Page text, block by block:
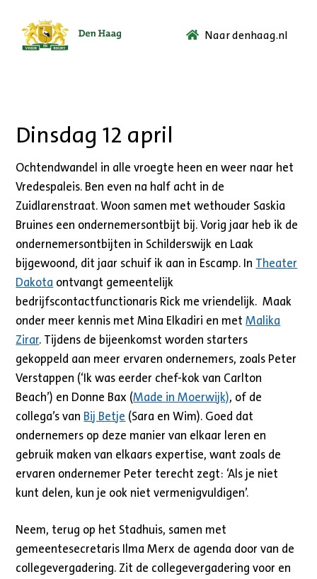
Ga
Naar denhaag.nl
Dinsdag 12 april
Ochtendwandel in alle vroegte heen en weer naar het
Vredespaleis. Ben even na half acht in de
Zuidlarenstraat. Woon samen met wethouder Saskia
Bruines een ondernemersontbijt bij. Vorig jaar heb ik de
ondernemersontbijten in Schilderswijk en Laak
bijgewoond, dit jaar schuif ik aan in Escamp. In Theater
Dakota ontvangt gemeentelijk
bedrijfscontactfunctionaris Rick me vriendelijk. Maak
onder meer kennis met Mina Elkadiri en metMalika
Zirar. Tijdens de bijeenkomst worden starters
gekoppeld aan meer ervaren ondernemers, zoals Peter
Verstappen (‘Ik was eerder chef-kok van Carlton
Beach’) en Donne Bax (Made in Moerwijk), of de
collega’s van Bij Betje (Sara en Wim). Goed dat
ondernemers op deze manier van elkaar leren en
gebruik maken van elkaars expertise, want zoals de
ervaren ondernemer Peter terecht zegt: ‘Als je niet
kunt delen, kun je ook niet vermenigvuldigen’.
Neem, terug op het Stadhuis, samen met
gemeentesecretaris Ilma Merx de agenda door van de
collegevergadering. Zit de collegevergadering voor en